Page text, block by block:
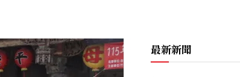
最新新聞